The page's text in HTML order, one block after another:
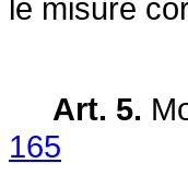
le misure
Art. 5.
165